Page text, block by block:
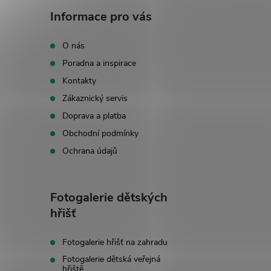
Informace pro vás
O nás
Poradna a inspirace
Kontakty
Zákaznický servis
Doprava a platba
Obchodní podmínky
Ochrana údajů
Fotogalerie dětských
hřišť
Fotogalerie hřišť na zahradu
Fotogalerie dětská veřejná
hřiště